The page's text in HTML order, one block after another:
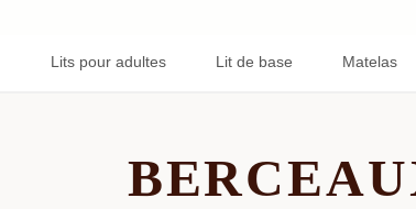
Lits pour adultes Lit de base Matelas